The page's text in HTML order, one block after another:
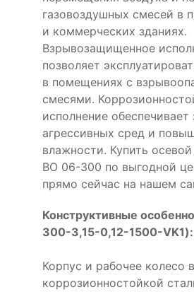
газовоздушных смесей в
и коммерческих зданиях.
Взрывозащищенное
позволяет
в помещениях с
смесями.
исполнение обеспечивает
агрессивных сред и
влажности. Купить
ВО 06-300 по выгодной
прямо сейчас на нашем
Конструктивные
300-3,15-0,12-1500-VK1):
Корпус и рабочее колесо
коррозионностойкой